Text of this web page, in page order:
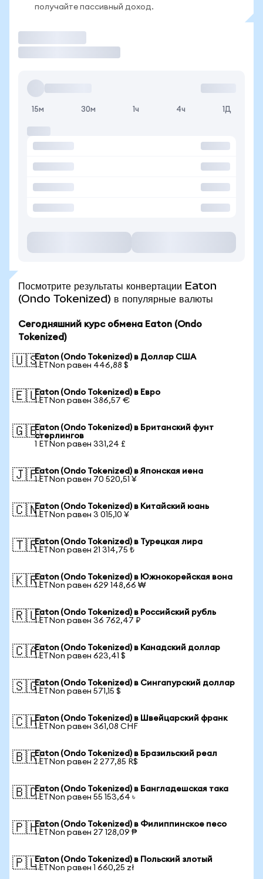
получайте пассивный доход.
15м 30м 1ч 4ч 1Д
Посмотрите результаты конвертации Eaton
(Ondo Tokenized) в популярные валюты
Сегодняшний курс обмена Eaton (Ondo
Tokenized)
🇺🇸Eaton (Ondo Tokenized) в Доллар США
1 ETNon равен 446,88 $
🇪🇺Eaton (Ondo Tokenized) в Евро
1 ETNon равен 386,57 €
🇬🇧Eaton (Ondo Tokenized) в Британский фунт
стерлингов
1 ETNon равен 331,24 £
🇯🇵Eaton (Ondo Tokenized) в Японская иена
1 ETNon равен 70 520,51 ¥
🇨🇳Eaton (Ondo Tokenized) в Китайский юань
1 ETNon равен 3 015,10 ¥
🇹🇷Eaton (Ondo Tokenized) в Турецкая лира
1 ETNon равен 21 314,75 ₺
🇰🇷Eaton (Ondo Tokenized) в Южнокорейская вона
1 ETNon равен 629 148,66 ₩
🇷🇺Eaton (Ondo Tokenized) в Российский рубль
1 ETNon равен 36 762,47 ₽
🇨🇦Eaton (Ondo Tokenized) в Канадский доллар
1 ETNon равен 623,41 $
🇸🇬Eaton (Ondo Tokenized) в Сингапурский доллар
1 ETNon равен 571,15 $
🇨🇭Eaton (Ondo Tokenized) в Швейцарский франк
1 ETNon равен 361,08 CHF
🇧🇷Eaton (Ondo Tokenized) в Бразильский реал
1 ETNon равен 2 277,85 R$
🇧🇩Eaton (Ondo Tokenized) в Бангладешская така
1 ETNon равен 55 153,64 ৳
🇵🇭Eaton (Ondo Tokenized) в Филиппинское песо
1 ETNon равен 27 128,09 ₱
🇵🇱Eaton (Ondo Tokenized) в Польский злотый
1 ETNon равен 1 660,25 zł